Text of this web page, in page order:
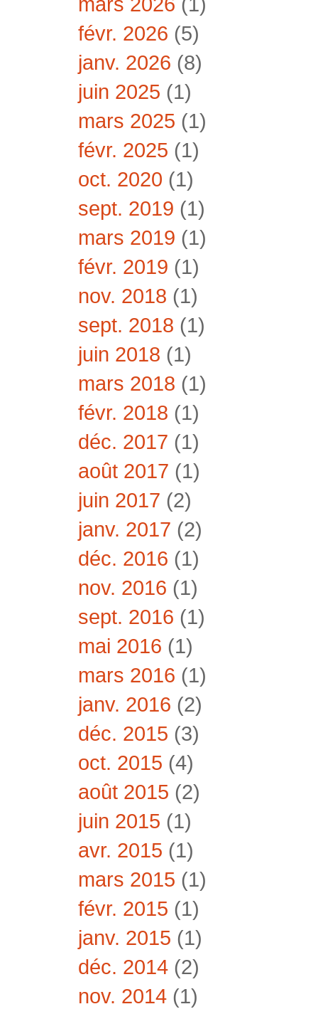
févr. 2026 (5)
janv. 2026 (8)
juin 2025 (1)
mars 2025 (1)
févr. 2025 (1)
oct. 2020 (1)
sept. 2019 (1)
mars 2019 (1)
févr. 2019 (1)
nov. 2018 (1)
sept. 2018 (1)
juin 2018 (1)
mars 2018 (1)
févr. 2018 (1)
déc. 2017 (1)
août 2017 (1)
juin 2017 (2)
janv. 2017 (2)
déc. 2016 (1)
nov. 2016 (1)
sept. 2016 (1)
mai 2016 (1)
mars 2016 (1)
janv. 2016 (2)
déc. 2015 (3)
oct. 2015 (4)
août 2015 (2)
juin 2015 (1)
avr. 2015 (1)
mars 2015 (1)
févr. 2015 (1)
janv. 2015 (1)
déc. 2014 (2)
nov. 2014 (1)